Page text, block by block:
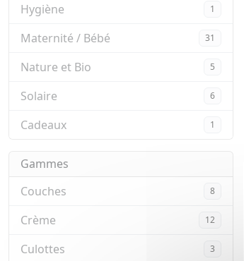
Hygiène 1
Maternité / Bébé 31
Nature et Bio 5
Solaire 6
Cadeaux 1
Gammes
Couches
8
Crème 12
Culottes 3